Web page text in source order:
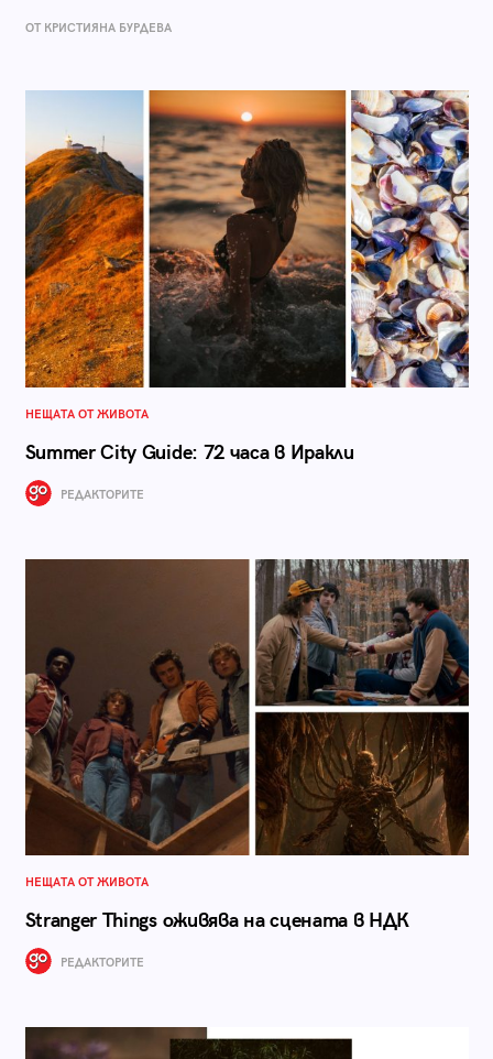
ОТ КРИСТИЯНА БУРДЕВА
НЕЩАТА ОТ ЖИВОТА
Summer City Guide: 72 часа в Иракли
РЕДАКТОРИТЕ
НЕЩАТА ОТ ЖИВОТА
Stranger Things оживява на сцената в НДК
РЕДАКТОРИТЕ